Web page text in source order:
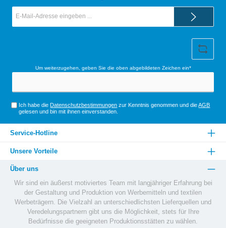
Um weiterzugehen, geben Sie die oben abgebildeten Zeichen ein*
Ich habe dieDatenschutzbestimmungen zur Kenntnis genommen und dieAGB
gelesen und bin mit ihnen einverstanden.
Service-Hotline
Unsere Vorteile
Über uns
Wir sind ein äußerst motiviertes Team mit langjähriger Erfahrung bei
der Gestaltung und Produktion von Werbemitteln und textilen
Werbeträgern. Die Vielzahl an unterschiedlichsten Lieferquellen und
Veredelungspartnern gibt uns die Möglichkeit, stets für Ihre
Bedürfnisse die geeigneten Produktionsstätten zu wählen.